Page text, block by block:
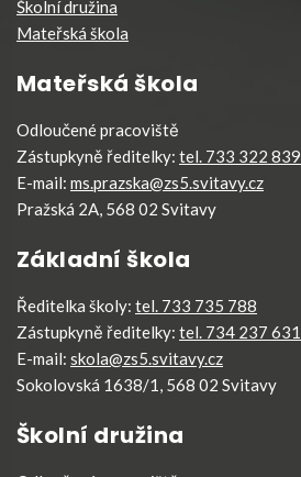
Školní družina
Mateřská škola
Mateřská škola
Odloučené pracoviště
Zástupkyně ředitelky: tel. 733 322 839
E-mail: ms.prazska@zs5.svitavy.cz
Pražská 2A, 568 02 Svitavy
Základní škola
Ředitelka školy: tel. 733 735 788
Zástupkyně ředitelky: tel. 734 237 631
E-mail: skola@zs5.svitavy.cz
Sokolovská 1638/1, 568 02 Svitavy
Školní družina